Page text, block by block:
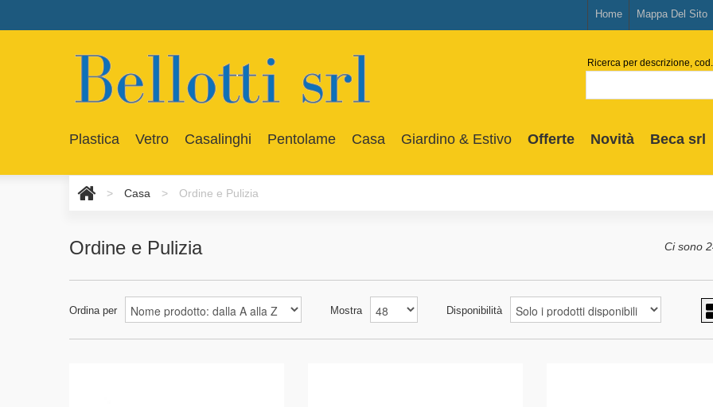
Home Mappa Del Sito
Ricerca per descrizione,
Plastica Vetro Casalinghi Pentolame Casa Giardino & Estivo Offerte Novità Beca srl
> Casa > Ordine e Pulizia
Ordine e Pulizia Ci sono
Ordina per Mostra Disponibilità